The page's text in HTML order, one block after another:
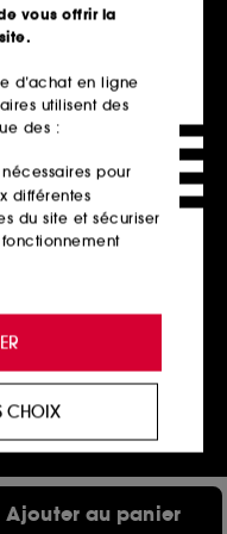
Ajouter au panier
operator
élixir lissante ghd
Ajouter au panier
vous offrir la
d’achat en ligne
utilisent des
des :
nécessaires pour
différentes
du site et sécuriser
être désactivés.
et
des
qui
adaptées à
:ils sont
contenu susceptible
CHOIX